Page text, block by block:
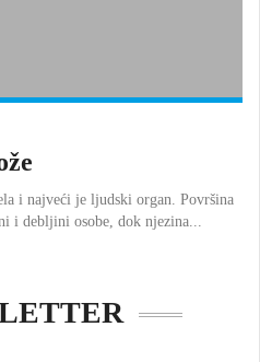
i najveći je ljudski organ. Površina
i debljini osobe, dok njezina...